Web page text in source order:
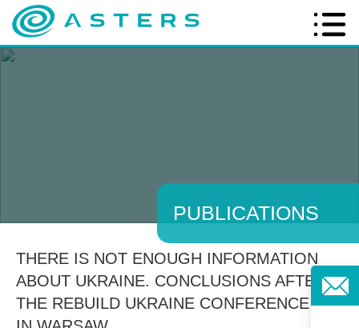
PUBLICATIONS
THERE IS NOT ENOUGH INFORMATION
ABOUT UKRAINE. CONCLUSIONS AFTER
THE REBUILD UKRAINE CONFERENCE